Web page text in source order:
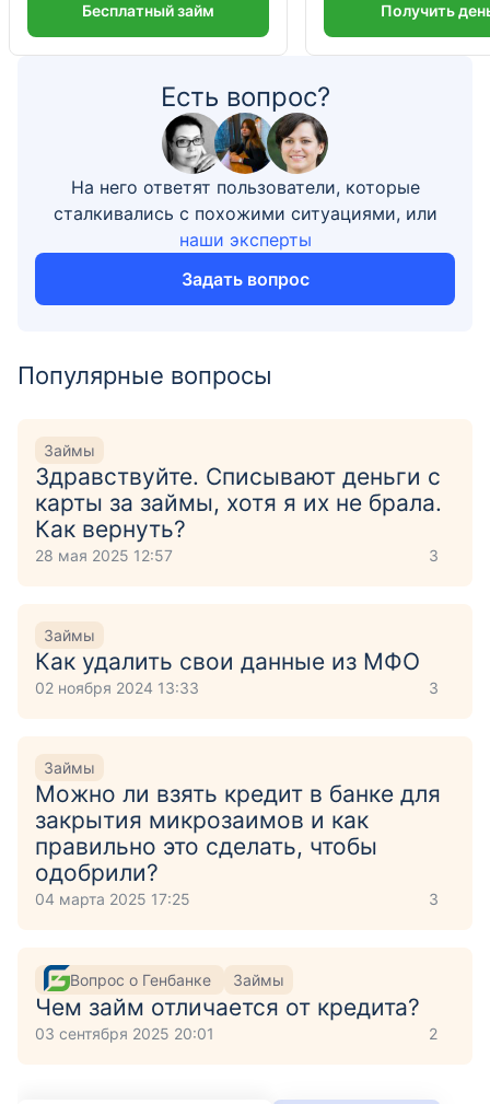
Бесплатный займ Получить
Есть вопрос?
На него ответят пользователи, которые
сталкивались с похожими ситуациями, или
наши эксперты
Задать вопрос
Популярные вопросы
Займы
Здравствуйте. Списывают деньги с
карты за займы, хотя я их не брала.
Как вернуть?
28 мая 2025 12:57 3
Займы
Как удалить свои данные из МФО
02 ноября 2024 13:33 3
Займы
Можно ли взять кредит в банке для
закрытия микрозаимов и как
правильно это сделать, чтобы
одобрили?
04 марта 2025 17:25 3
Вопрос о Генбанке Займы
Чем займ отличается от кредита?
03 сентября 2025 20:01 2